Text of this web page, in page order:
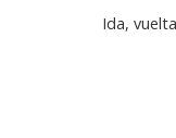
Ida,